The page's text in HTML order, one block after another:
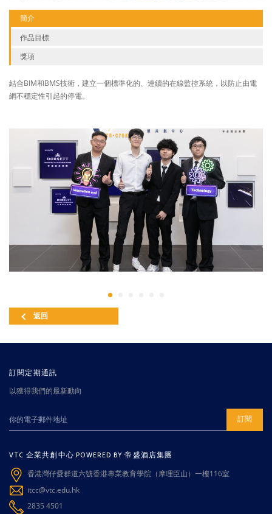
簡介
作品目標
獎項
結合BIM和BMS技術，建立一個標準化的、連續的在線監控系統，以防止由電
網不穩定性引起的停電。
返回
訂閱定期通訊
以獲得我們的最新動向
訂閱
VTC 企業共創中心 POWERED BY 帝盛酒店集團
香港灣仔愛群道六號香港專業教育學院（摩理臣山）一樓116室
itcc@vtc.edu.hk
2835 4501